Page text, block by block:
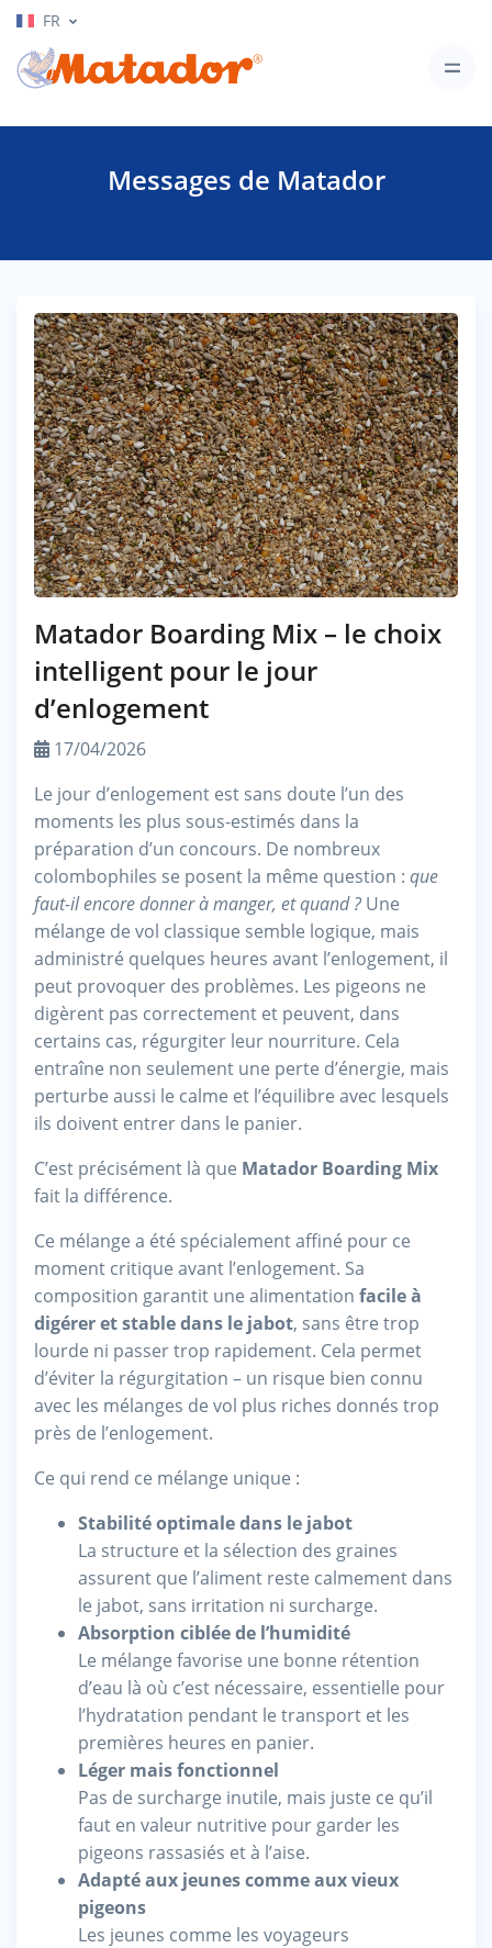
FR
Messages de Matador
Matador Boarding Mix – le choix
intelligent pour le jour
d’enlogement
17/04/2026
Le jour d’enlogement est sans doute l’un des
moments les plus sous-estimés dans la
préparation d’un concours. De nombreux
colombophiles se posent la même question : que
faut-il encore donner à manger, et quand ?Une
mélange de vol classique semble logique, mais
administré quelques heures avant l’enlogement, il
peut provoquer des problèmes. Les pigeons ne
digèrent pas correctement et peuvent, dans
certains cas, régurgiter leur nourriture. Cela
entraîne non seulement une perte d’énergie, mais
perturbe aussi le calme et l’équilibre avec lesquels
ils doivent entrer dans le panier.
C’est précisément là que Matador Boarding Mix
fait la différence.
Ce mélange a été spécialement affiné pour ce
moment critique avant l’enlogement. Sa
composition garantit une alimentation facile à
digérer et stable dans le jabot, sans être trop
lourde ni passer trop rapidement. Cela permet
d’éviter la régurgitation – un risque bien connu
avec les mélanges de vol plus riches donnés trop
près de l’enlogement.
Ce qui rend ce mélange unique :
Stabilité optimale dans le jabot
La structure et la sélection des graines
assurent que l’aliment reste calmement dans
le jabot, sans irritation ni surcharge.
Absorption ciblée de l’humidité
Le mélange favorise une bonne rétention
d’eau là où c’est nécessaire, essentielle pour
l’hydratation pendant le transport et les
premières heures en panier.
Léger mais fonctionnel
Pas de surcharge inutile, mais juste ce qu’il
faut en valeur nutritive pour garder les
pigeons rassasiés et à l’aise.
Adapté aux jeunes comme aux vieux
pigeons
Les jeunes comme les voyageurs